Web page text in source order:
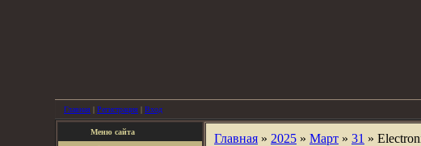
Главная | Регистрация | Вход
Меню сайта Главная » 2025 » Март » 31 »